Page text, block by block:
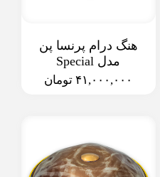
هنگ درام پرنسا پن
مدل Special
۴۱,۰۰۰,۰۰۰ تومان